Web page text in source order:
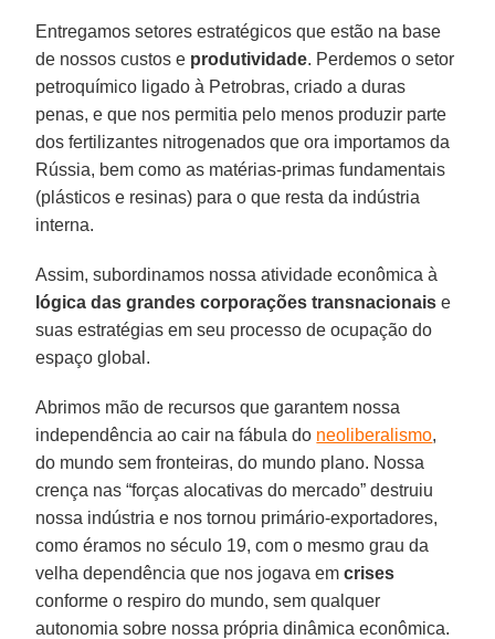
Entregamos setores estratégicos que estão na base
de nossos custos e produtividade. Perdemos o setor
petroquímico ligado à Petrobras, criado a duras
penas, e que nos permitia pelo menos produzir parte
dos fertilizantes nitrogenados que ora importamos da
Rússia, bem como as matérias-primas fundamentais
(plásticos e resinas) para o que resta da indústria
interna.
Assim, subordinamos nossa atividade econômica à
lógica das grandes corporações transnacionais e
suas estratégias em seu processo de ocupação do
espaço global.
Abrimos mão de recursos que garantem nossa
independência ao cair na fábula do neoliberalismo,
do mundo sem fronteiras, do mundo plano. Nossa
crença nas “forças alocativas do mercado” destruiu
nossa indústria e nos tornou primário-exportadores,
como éramos no século 19, com o mesmo grau da
velha dependência que nos jogava emcrises
conforme o respiro do mundo, sem qualquer
autonomia sobre nossa própria dinâmica econômica.